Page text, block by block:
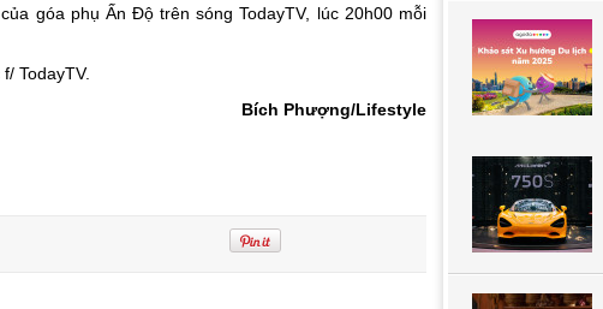
góa phụ Ấn Độ trên sóng TodayTV, lúc 20h00 mỗi
TodayTV.
Bích Phượng/Lifestyle